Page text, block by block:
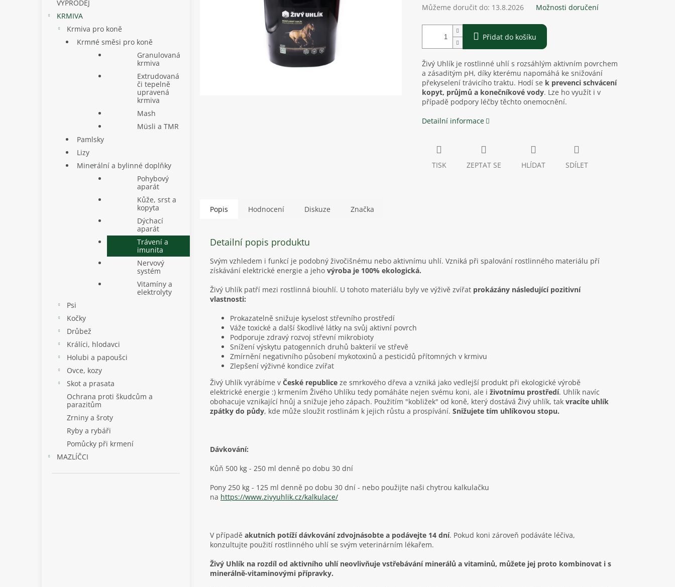
VÝPRODEJ
KRMIVA
Krmiva pro koně
Krmné směsi pro koně
Granulovaná
krmiva
Extrudovaná
či tepelně
upravená
krmiva
Mash
Müsli a TMR
Pamlsky
Lizy
Minerální a bylinné doplňky
Pohybový
aparát
Kůže, srst a
kopyta
Dýchací
aparát
Trávení a
imunita
Nervový
systém
Vitamíny a
elektrolyty
Psi
Kočky
Drůbež
Králíci, hlodavci
Holubi a papoušci
Ovce, kozy
Skot a prasata
Ochrana proti škudcům a
parazitům
Zrniny a šroty
Ryby a rybáři
Pomůcky při krmení
MAZLÍČCI
Můžeme doručit do: 13.8.2026 Možnosti doručení
Přidat do košíku
Živý Uhlík je rostlinné uhlí s rozsáhlým aktivním povrchem
a zásaditým pH, díky kterému napomáhá ke snižování
překyselení trávicího traktu. Hodí se k prevenci schvácení
kopyt, průjmů a konečníkové vody. Lze ho využít i v
případě podpory léčby těchto onemocnění.
Detailní informace
TISK ZEPTAT SE HLÍDAT SDÍLET
Popis Hodnocení Diskuze Značka
Detailní popis produktu
Svým vzhledem i funkcí je podobný živočišnému nebo aktivnímu uhlí. Vzniká při spalování rostlinného materiálu pří
získávání elektrické energie a jeho výroba je 100% ekologická.
Živý Uhlík patří mezi rostlinná biouhlí. U tohoto materiálu byly ve výživě zvířat prokázány následující pozitivní
vlastnosti:
Prokazatelně snižuje kyselost střevního prostředí
Váže toxické a další škodlivé látky na svůj aktivní povrch
Podporuje zdravý rozvoj střevní mikrobioty
Snížení výskytu patogenních druhů bakterií ve střevě
Zmírnění negativního působení mykotoxinů a pesticidů přítomných v krmivu
Zlepšení výživné kondice zvířat
Živý Uhlík vyrábíme v České republice ze smrkového dřeva a vzniká jako vedlejší produkt při ekologické výrobě
elektrické energie :) krmením Živého Uhlíku tedy pomáháte nejen svému koni, ale i životnímu prostředí. Uhlík navíc
obohacuje vznikající hnůj a snižuje jeho zápach. Použitím "kobližek" od koně, který dostává Živý uhlík, tak vracíte uhlík
zpátky do půdy, kde může sloužit rostlinám k jejich růstu a prospívání. Snižujete tím uhlíkovou stopu.
Dávkování:
Kůň 500 kg - 250 ml denně po dobu 30 dní
Pony 250 kg - 125 ml denně po dobu 30 dní - nebo použijte naši chytrou kalkulačku
na https://www.zivyuhlik.cz/kalkulace/
V případě akutních potíží dávkování zdvojnásobte a podávejte 14 dní. Pokud koni zároveň podáváte léčiva,
konzultujte použití rostlinného uhlí se svým veterinárním lékařem.
Živý Uhlík na rozdíl od aktivního uhlí neovlivňuje vstřebávání minerálů a vitaminů, můžete jej proto kombinovat i s
minerálně-vitaminovými přípravky.